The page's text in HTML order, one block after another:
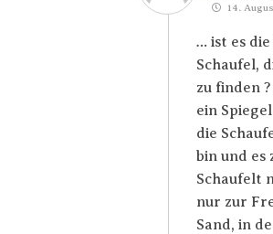
14.
… ist es
Schaufel,
zu finden
ein
die
bin und es
Schaufelt
nur zur
Sand, in